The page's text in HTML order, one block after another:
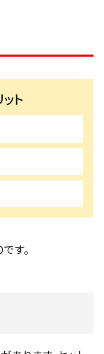
ト
す。